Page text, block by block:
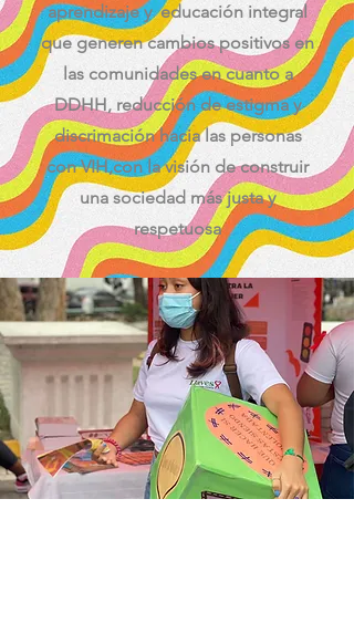
aprendizaje y educación integral
que generen cambios positivos en
las comunidades en cuanto a
DDHH, reducción de estigma y
discrimación hacia las personas
con VIH,con la visión de construir
una sociedad más justa y
respetuosa